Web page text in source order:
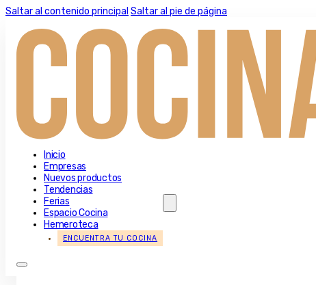
Saltar al contenido principal Saltar al pie de página
Inicio
Empresas
Nuevos productos
Tendencias
Ferias
Espacio Cocina
Hemeroteca
ENCUENTRA TU COCINA